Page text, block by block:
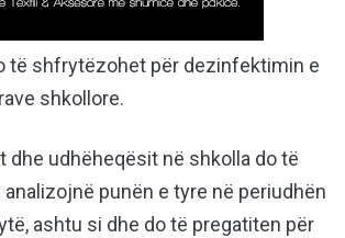
të shfrytëzohet për dezinfektimin e
shkollore.
dhe udhëheqësit në shkolla do të
punën e tyre në periudhën
ashtu si dhe do të pregatiten për